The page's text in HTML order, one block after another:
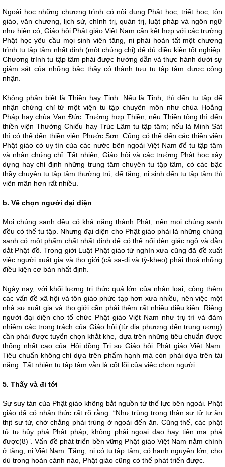
Ngoài học những chương trình có nội dung Phật học, triết học, tôn
giáo, văn chương, lịch sử, chính trị, quản trị, luật pháp và ngôn ngữ
như hiện có, Giáo hội Phật giáo Việt Nam cần kết hợp với các trường
Phật học yêu cầu mọi sinh viên tăng, ni phải hoàn tất một chương
trình tu tập tâm nhất định (một chứng chỉ) để đủ điều kiện tốt nghiệp.
Chương trình tu tập tâm phải được hướng dẫn và thực hành dưới sự
giám sát của những bậc thầy có thành tựu tu tập tâm được công
nhận.
Không phân biệt là Thiền hay Tịnh. Nếu là Tịnh, thì đến tu tập để
nhận chứng chỉ từ một viện tu tập chuyên môn như chùa Hoằng
Pháp hay chùa Vạn Đức. Trường hợp Thiền, nếu Thiền tông thì đến
thiền viện Thường Chiếu hay Trúc Lâm tu tập tâm; nếu là Minh Sát
thì có thể đến thiền viện Phước Sơn. Cũng có thể đến các thiền viện
Phật giáo có uy tín của các nước bên ngoài Việt Nam để tu tập tâm
và nhận chứng chỉ. Tất nhiên, Giáo hội và các trường Phật học xây
dựng hay chỉ định những trung tâm chuyên tu tập tâm, có các bậc
thầy chuyên tu tập tâm thường trú, để tăng, ni sinh đến tu tập tâm thì
viên mãn hơn rất nhiều.
b. Về chọn người đại diện
Mọi chúng sanh đều có khả năng thành Phật, nên mọi chúng sanh
đều có thể tu tập. Nhưng đại diện cho Phật giáo phải là những chúng
sanh có một phẩm chất nhất định để có thể nối đèn giác ngộ và dẫn
dắt Phật đồ. Trong giới Luật Phật giáo từ nghìn xưa cũng đã đề xuất
việc người xuất gia và thọ giới (cả sa-di và tỳ-kheo) phải thoả những
điều kiện cơ bản nhất định.
Ngày nay, với khối lượng tri thức quá lớn của nhân loại, cộng thêm
các vấn đề xã hội và tôn giáo phức tạp hơn xưa nhiều, nên việc một
nhà sư xuất gia và thọ giới cần phải thêm rất nhiều điều kiện. Riêng
người đại diện cho tổ chức Phật giáo Việt Nam như trụ trì và đảm
nhiệm các trọng trách của Giáo hội (từ địa phương đến trung ương)
cần phải được tuyển chọn khắt khe, dựa trên những tiêu chuẩn được
thống nhất cao của Hội đồng Trị sự Giáo hội Phật giáo Việt Nam.
Tiêu chuẩn không chỉ dựa trên phẩm hạnh mà còn phải dựa trên tài
năng. Tất nhiên tu tập tâm vẫn là cốt lõi của việc chọn người.
5. Thấy và đi tới
Sự suy tàn của Phật giáo không bắt nguồn từ thế lực bên ngoài. Phật
giáo đã có nhận thức rất rõ rằng: “Như trùng trong thân sư tử tự ăn
thịt sư tử, chớ chẳng phải trùng ở ngoài đến ăn. Cũng thế, các phật
tử tự hủy phá Phật pháp, không phải ngoại đạo hay tiên ma phá
được(8)”. Vấn đề phát triển bền vững Phật giáo Việt Nam nằm chính
ở tăng, ni Việt Nam. Tăng, ni có tu tập tâm, có hạnh nguyện lớn, cho
dù trong hoàn cảnh nào, Phật giáo cũng có thể phát triển được.